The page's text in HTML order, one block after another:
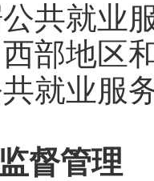
共就业
部地区
就业服
督管理